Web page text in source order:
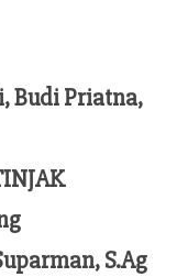
Budi Priatna,
S.Ag